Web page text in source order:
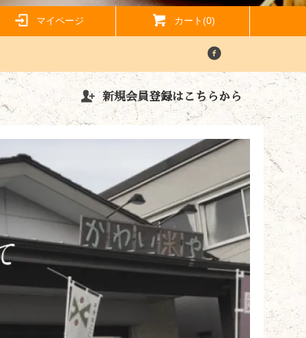
マイページ カート(0)
新規会員登録はこちらから